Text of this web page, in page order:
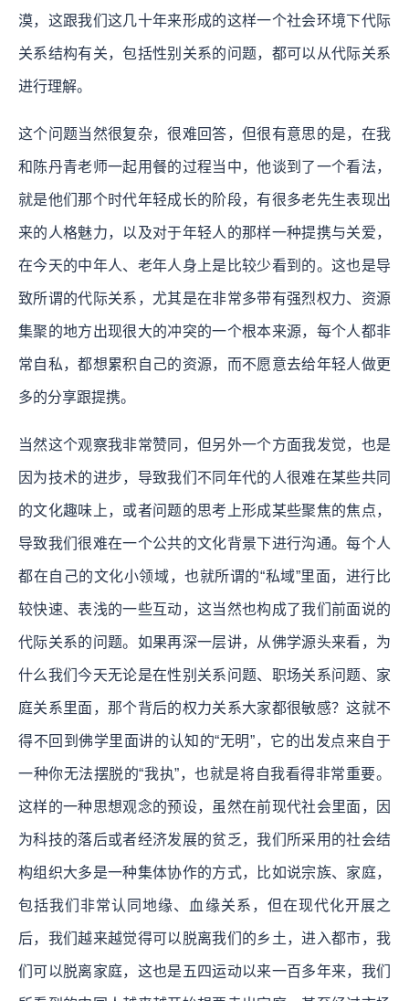
漠，这跟我们这几十年来形成的这样一个社会环境下代际
关系结构有关，包括性别关系的问题，都可以从代际关系
进行理解。
这个问题当然很复杂，很难回答，但很有意思的是，在我
和陈丹青老师一起用餐的过程当中，他谈到了一个看法，
就是他们那个时代年轻成长的阶段，有很多老先生表现出
来的人格魅力，以及对于年轻人的那样一种提携与关爱，
在今天的中年人、老年人身上是比较少看到的。这也是导
致所谓的代际关系，尤其是在非常多带有强烈权力、资源
集聚的地方出现很大的冲突的一个根本来源，每个人都非
常自私，都想累积自己的资源，而不愿意去给年轻人做更
多的分享跟提携。
当然这个观察我非常赞同，但另外一个方面我发觉，也是
因为技术的进步，导致我们不同年代的人很难在某些共同
的文化趣味上，或者问题的思考上形成某些聚焦的焦点，
导致我们很难在一个公共的文化背景下进行沟通。每个人
都在自己的文化小领域，也就所谓的“私域”里面，进行比
较快速、表浅的一些互动，这当然也构成了我们前面说的
代际关系的问题。如果再深一层讲，从佛学源头来看，为
什么我们今天无论是在性别关系问题、职场关系问题、家
庭关系里面，那个背后的权力关系大家都很敏感？这就不
得不回到佛学里面讲的认知的“无明”，它的出发点来自于
一种你无法摆脱的“我执”，也就是将自我看得非常重要。
这样的一种思想观念的预设，虽然在前现代社会里面，因
为科技的落后或者经济发展的贫乏，我们所采用的社会结
构组织大多是一种集体协作的方式，比如说宗族、家庭，
包括我们非常认同地缘、血缘关系，但在现代化开展之
后，我们越来越觉得可以脱离我们的乡土，进入都市，我
们可以脱离家庭，这也是五四运动以来一百多年来，我们